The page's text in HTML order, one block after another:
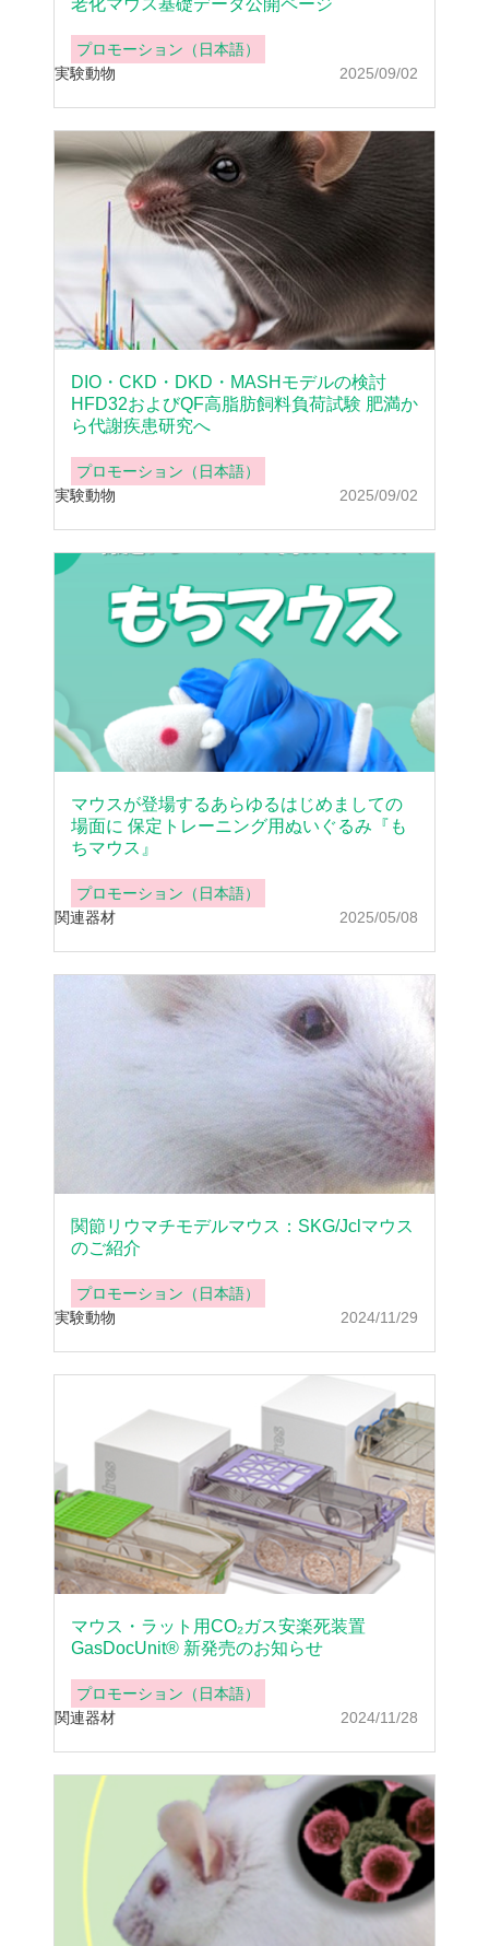
2025/09/02
老化マウス基礎データ公開ページ
プロモーション（日本語）
実験動物
2025/09/02
DIO・CKD・DKD・MASHモデルの検討
HFD32およびQF高脂肪飼料負荷試験 肥満か
ら代謝疾患研究へ
プロモーション（日本語）
実験動物
2025/05/08
マウスが登場するあらゆるはじめましての
場面に 保定トレーニング用ぬいぐるみ『も
ちマウス』
プロモーション（日本語）
関連器材
2024/11/29
関節リウマチモデルマウス：SKG/Jclマウス
のご紹介
プロモーション（日本語）
実験動物
2024/11/28
マウス・ラット用CO₂ガス安楽死装置
GasDocUnit® 新発売のお知らせ
プロモーション（日本語）
関連器材